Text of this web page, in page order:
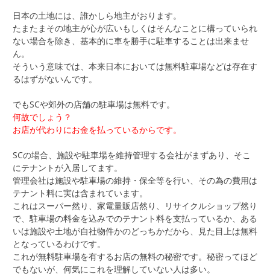
日本の土地には、誰かしら地主がおります。
たまたまその地主が心が広いもしくはそんなことに構っていられ
ない場合を除き、基本的に車を勝手に駐車することは出来ませ
ん。
そういう意味では、本来日本においては無料駐車場などは存在す
るはずがないんです。
でもSCや郊外の店舗の駐車場は無料です。
何故でしょう？
お店が代わりにお金を払っているからです。
SCの場合、施設や駐車場を維持管理する会社がまずあり、そこ
にテナントが入居してます。
管理会社は施設や駐車場の維持・保全等を行い、その為の費用は
テナント料に実は含まれています。
これはスーパー然り、家電量販店然り、リサイクルショップ然り
で、駐車場の料金を込みでのテナント料を支払っているか、ある
いは施設や土地が自社物件かのどっちかだから、見た目上は無料
となっているわけです。
これが無料駐車場を有するお店の無料の秘密です。秘密ってほど
でもないが、何気にこれを理解していない人は多い。